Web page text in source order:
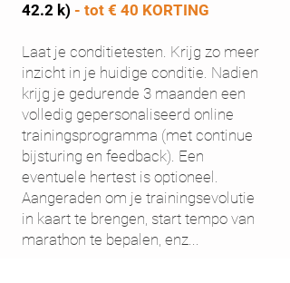
42.2 k) - tot € 40 KORTING
Laat je conditietesten. Krijg zo meer
inzicht in je huidige conditie. Nadien
krijg je gedurende 3 maanden een
volledig gepersonaliseerd online
trainingsprogramma (met continue
bijsturing en feedback). Een
eventuele hertest is optioneel.
Aangeraden om je trainingsevolutie
in kaart te brengen, start tempo van
marathon te bepalen, enz...